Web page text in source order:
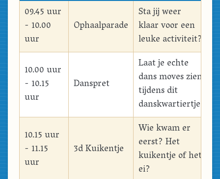
09.45 uur
- 10.00
uur
Ophaalparade
Sta jij weer
klaar voor een
leuke activiteit?
10.00 uur
- 10.15
uur
Danspret
Laat je echte
dans moves zien
tijdens dit
danskwartiertje!
10.15 uur
- 11.15
uur
3d Kuikentje
Wie kwam er
eerst? Het
kuikentje of het
ei?